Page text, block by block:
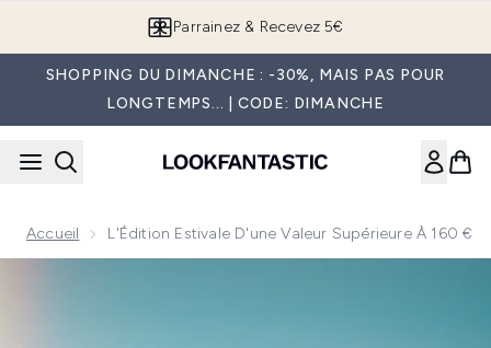
Parrainez & Recevez 5€
SHOPPING DU DIMANCHE : -30%, MAIS PAS POUR
LONGTEMPS... | CODE: DIMANCHE
Accueil L'Édition Estivale D'une Valeur Supérieure À 160 €